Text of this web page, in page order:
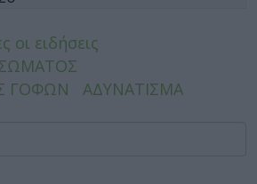
οι ειδήσεις
ΓΟΦΩΝ
ΑΔΥΝΑΤΙΣΜΑ